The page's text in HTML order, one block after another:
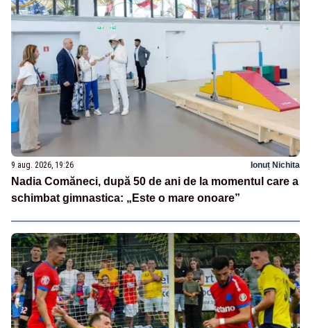
9 aug. 2026, 19:26 Ionuț Nichita
Nadia Comăneci, după 50 de ani de la momentul care a
schimbat gimnastica: „Este o mare onoare”